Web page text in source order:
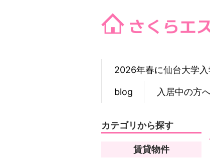
2026年春に仙台大学
blog 入居中の方
カテゴリから探す
賃貸物件